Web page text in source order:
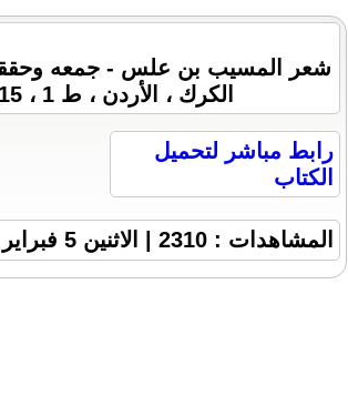
شعر المسيب بن علس - جمعه وحققه
الكرك ، الأردن ، ط 1 ، 1415 هـ / 1994 م ، 213 ص ، 3 M .
رابط مباشر لتحميل
الكتاب
المشاهدات : 2310 | الاثنين 5 فبراير 2024 الساعة 9:56 م